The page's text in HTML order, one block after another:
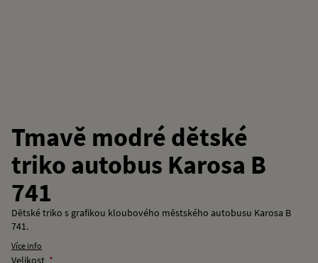
Tmavě modré dětské
triko autobus Karosa B
741
Dětské triko s grafikou kloubového městského autobusu Karosa B
741.
Více info
Velikost